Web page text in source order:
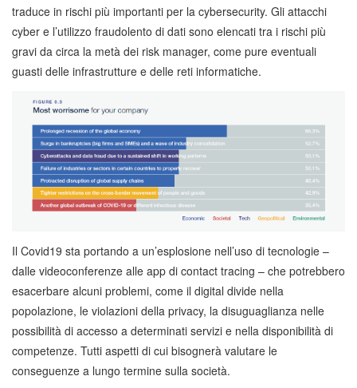
traduce in rischi più importanti per la cybersecurity. Gli attacchi
cyber e l’utilizzo fraudolento di dati sono elencati tra i rischi più
gravi da circa la metà dei risk manager, come pure eventuali
guasti delle infrastrutture e delle reti informatiche.
Il Covid19 sta portando a un’esplosione nell’uso di tecnologie –
dalle videoconferenze alle app di contact tracing – che potrebbero
esacerbare alcuni problemi, come il digital divide nella
popolazione, le violazioni della privacy, la disuguaglianza nelle
possibilità di accesso a determinati servizi e nella disponibilità di
competenze. Tutti aspetti di cui bisognerà valutare le
conseguenze a lungo termine sulla società.